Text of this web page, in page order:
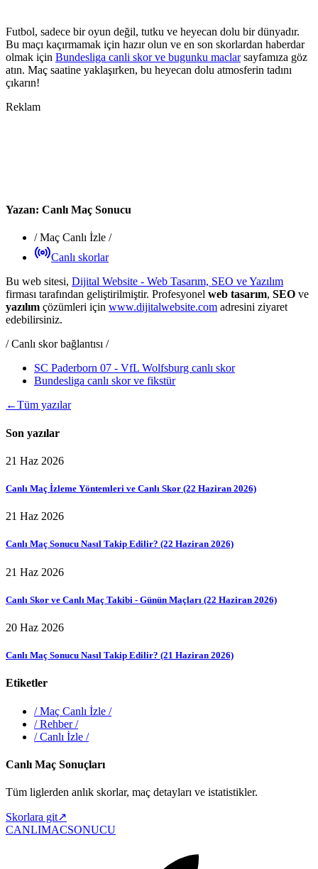
Futbol, sadece bir oyun değil, tutku ve heyecan dolu bir dünyadır.
Bu maçı kaçırmamak için hazır olun ve en son skorlardan haberdar
olmak için Bundesliga canli skor ve bugunku maclarsayfamıza göz
atın. Maç saatine yaklaşırken, bu heyecan dolu atmosferin tadını
çıkarın!
Reklam
Yazan: Canlı Maç Sonucu
/Maç Canlı İzle /
Canlı skorlar
Bu web sitesi, Dijital Website - Web Tasarım, SEO ve Yazılım
firması tarafından geliştirilmiştir. Profesyonel web tasarım, SEO ve
yazılım çözümleri için www.dijitalwebsite.com adresini ziyaret
edebilirsiniz.
/ Canlı skor bağlantısı /
SC Paderborn 07 - VfL Wolfsburg canlı skor
Bundesliga canlı skor ve fikstür
←Tüm yazılar
Son yazılar
21 Haz 2026
Canlı Maç İzleme Yöntemleri ve Canlı Skor (22 Haziran 2026)
21 Haz 2026
Canlı Maç Sonucu Nasıl Takip Edilir? (22 Haziran 2026)
21 Haz 2026
Canlı Skor ve Canlı Maç Takibi - Günün Maçları (22 Haziran 2026)
20 Haz 2026
Canlı Maç Sonucu Nasıl Takip Edilir? (21 Haziran 2026)
Etiketler
/Maç Canlı İzle /
/Rehber/
/Canlı İzle /
Canlı Maç Sonuçları
Tüm liglerden anlık skorlar, maç detayları ve istatistikler.
Skorlara git↗
CANLIMACSONUCU